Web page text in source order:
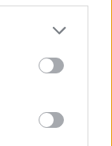
more Google
may click to
party tags to
below Google